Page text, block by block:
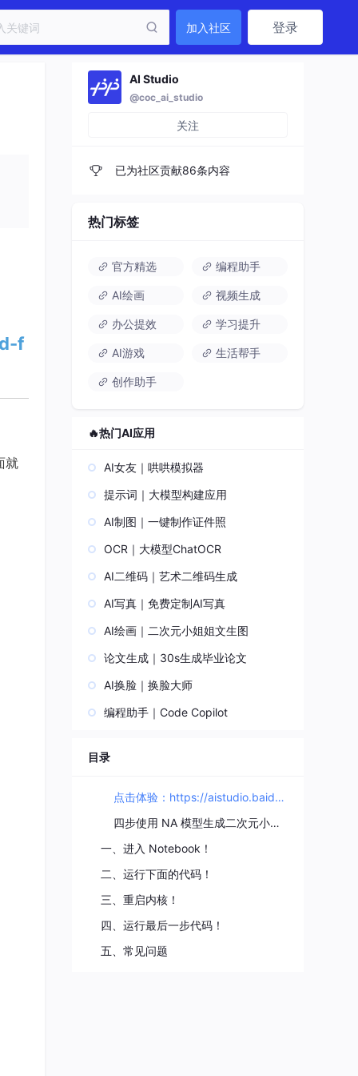
加入社区 登录
f
就
AI Studio
@coc_ai_studio
关注
已为社区贡献86条内容
热门标签
官方精选 编程助手
AI绘画 视频生成
办公提效 学习提升
AI游戏 生活帮手
创作助手
🔥热门AI应用
AI女友｜哄哄模拟器
提示词｜大模型构建应用
AI制图｜一键制作证件照
OCR｜大模型ChatOCR
AI二维码｜艺术二维码生成
AI写真｜免费定制AI写真
AI绘画｜二次元小姐姐文生图
论文生成｜30s生成毕业论文
AI换脸｜换脸大师
编程助手｜Code Copilot
目录
点击体验：https://aistudio.baidu.com/aistudio/projectdetail/4666819?ad-from=3763
四步使用 NA 模型生成二次元小姐姐！
一、进入 Notebook！
二、运行下面的代码！
三、重启内核！
四、运行最后一步代码！
五、常见问题